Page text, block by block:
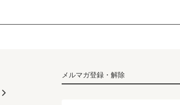
メルマガ登録・解除